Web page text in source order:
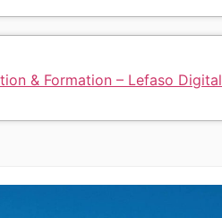
& Formation – Lefaso Digital